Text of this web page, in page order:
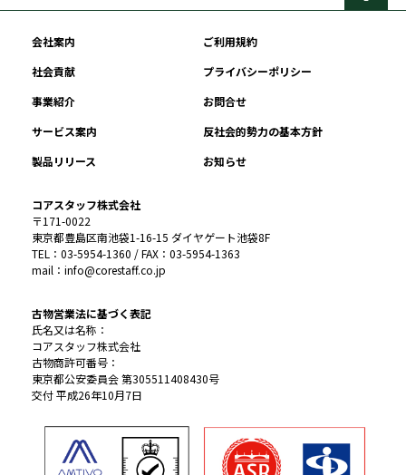
会社案内
ご利用規約
社会貢献
プライバシーポリシー
事業紹介
お問合せ
サービス案内
反社会的勢力の基本方針
製品リリース
お知らせ
コアスタッフ株式会社
〒171-0022
東京都豊島区南池袋1-16-15 ダイヤゲート池袋8F
TEL：03-5954-1360 / FAX：03-5954-1363
mail：info@corestaff.co.jp
古物営業法に基づく表記
氏名又は名称：
コアスタッフ株式会社
古物商許可番号：
東京都公安委員会 第305511408430号
交付 平成26年10月7日